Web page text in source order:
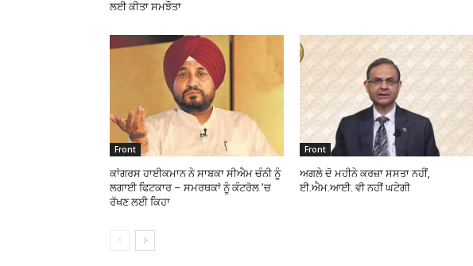
ਲਈ ਕੀਤਾ ਸਮਝੌਤਾ
Front
ਕਾਂਗਰਸ ਹਾਈਕਮਾਨ ਨੇ ਸਾਬਕਾ ਸੀਐਮ ਚੰਨੀ ਨੂੰ
ਲਗਾਈ ਫਿਟਕਾਰ – ਸਮਰਥਕਾਂ ਨੂੰ ਕੰਟਰੋਲ ’ਚ
ਰੱਖਣ ਲਈ ਕਿਹਾ
Front
ਅਗਲੇ ਦੋ ਮਹੀਨੇ ਕਰਜ਼ਾ ਸਸਤਾ ਨਹੀਂ,
ਈ.ਐਮ.ਆਈ. ਵੀ ਨਹੀਂ ਘਟੇਗੀ